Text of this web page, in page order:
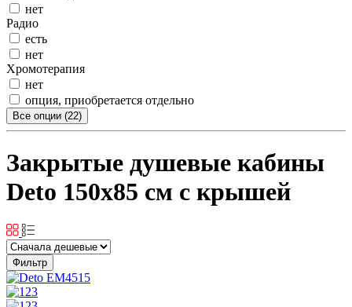
нет
Радио
есть
нет
Хромотерапия
нет
опция, приобретается отдельно
Все опции (22)
Закрытые душевые кабины
Deto 150x85 см с крышей
Фильтр